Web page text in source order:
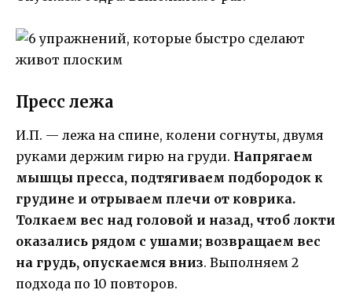
Пресс лежа
И.П. — лежа на спине, колени согнуты, двумя
руками держим гирю на груди. Напрягаем
мышцы пресса, подтягиваем подбородок к
грудине и отрываем плечи от коврика.
Толкаем вес над головой и назад, чтоб локти
оказались рядом с ушами; возвращаем вес
на грудь, опускаемся вниз. Выполняем 2
подхода по 10 повторов.